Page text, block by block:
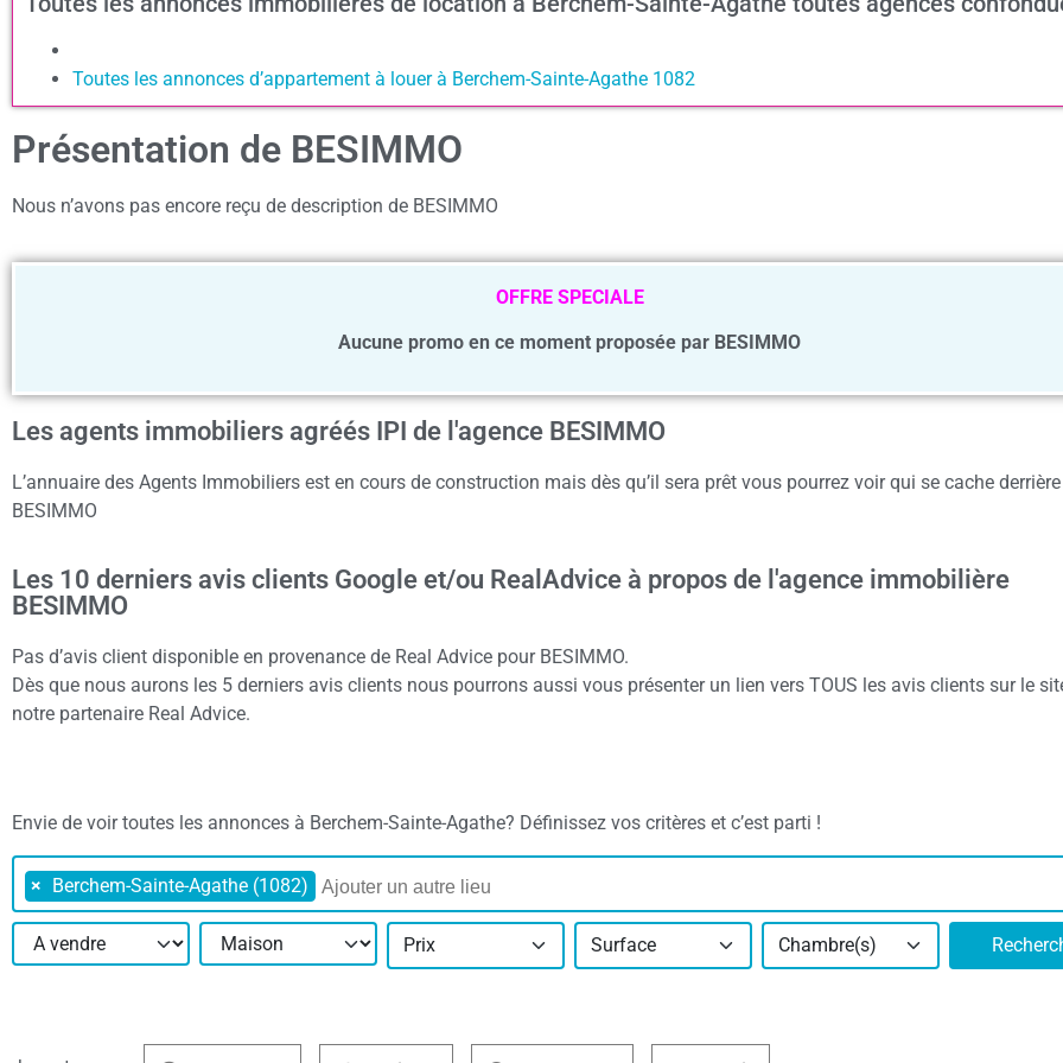
Toutes les annonces d’appartement à louer à Berchem-Sainte-Agathe 1082
Présentation de BESIMMO
Nous n’avons pas encore reçu de description de BESIMMO
OFFRE SPECIALE
Aucune promo en ce moment proposée par BESIMMO
Les agents immobiliers agréés IPI de l'agence BESIMMO
L’annuaire des Agents Immobiliers est en cours de construction mais dès qu’il sera prêt vous pourrez voir qui se cache derrière
BESIMMO
Les 10 derniers avis clients Google et/ou RealAdvice à propos de l'agence immobilière
BESIMMO
Pas d’avis client disponible en provenance de Real Advice pour BESIMMO.
Dès que nous aurons les 5 derniers avis clients nous pourrons aussi vous présenter un lien vers TOUS les avis clients sur le
notre partenaire Real Advice.
Envie de voir toutes les annonces à Berchem-Sainte-Agathe? Définissez vos critères et c’est parti !
× Berchem-Sainte-Agathe (1082)
Prix Surface Chambre(s)